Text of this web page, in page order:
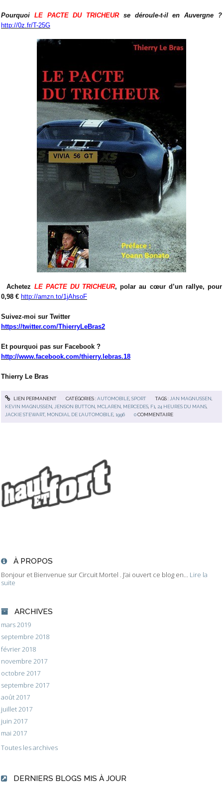
À PROPOS
Bonjour et Bienvenue sur Circuit Mortel . J’ai ouvert ce blog en... Lire la
suite
ARCHIVES
mars 2019
septembre 2018
février 2018
novembre 2017
octobre 2017
septembre 2017
août 2017
juillet 2017
juin 2017
mai 2017
Toutes les archives
DERNIERS BLOGS MIS À JOUR
Pourquoi LE PACTE DU TRICHEURse déroule-t-il en Auvergne ?
http://0z.fr/T-25G
Achetez LE PACTE DU TRICHEUR, polar au cœur d’un rallye, pour
0,98 € http://amzn.to/1jAhsoF
Suivez-moi sur Twitter
https://twitter.com/ThierryLeBras2
Et pourquoi pas sur Facebook ?
http://www.facebook.com/thierry.lebras.18
Thierry Le Bras
LIEN PERMANENT CATÉGORIES :AUTOMOBILE, SPORT TAGS : JAN MAGNUSSEN
KEVIN MAGNUSSEN
JENSON BUTTON MCLAREN MERCEDES F1 24 HEURES DU MANS
JACKIE STEWART, MONDIAL DE L’AUTOMOBILE ,1996 0 COMMENTAIRE